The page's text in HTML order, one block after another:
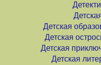
Детская
Детская
Детская
Детская